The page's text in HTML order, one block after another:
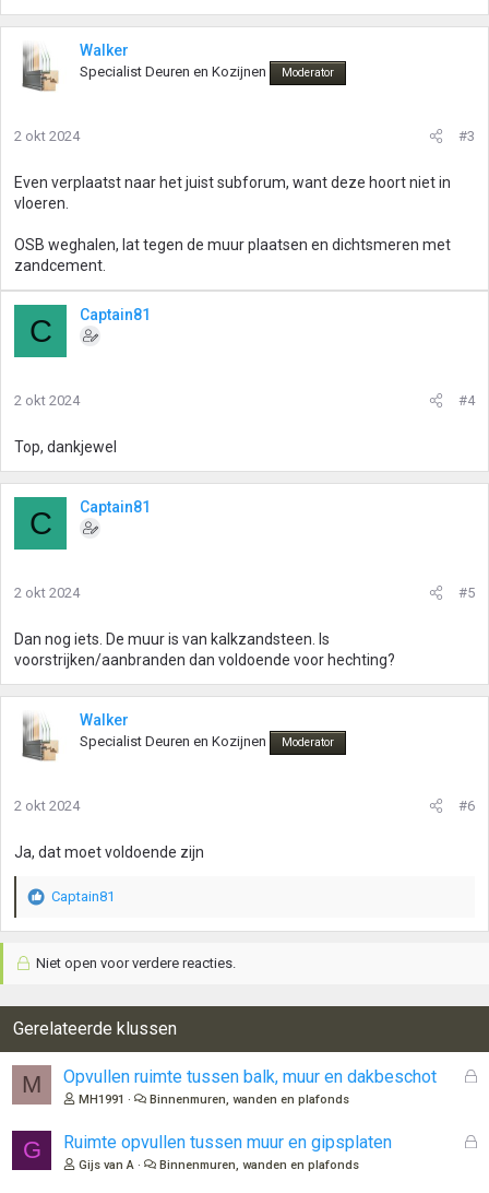
Walker
Specialist Deuren en Kozijnen Moderator
2 okt 2024 #3
Even verplaatst naar het juist subforum, want deze hoort niet in
vloeren.
OSB weghalen, lat tegen de muur plaatsen en dichtsmeren met
zandcement.
C Captain81
2 okt 2024 #4
Top, dankjewel
C Captain81
2 okt 2024 #5
Dan nog iets. De muur is van kalkzandsteen. Is
voorstrijken/aanbranden dan voldoende voor hechting?
Walker
Specialist Deuren en Kozijnen Moderator
2 okt 2024 #6
Ja, dat moet voldoende zijn
W
r
e
r
n
g
e
:
Captain81
Niet open voor verdere reacties.
Gerelateerde klussen
M
G
Opvullen ruimte tussen balk, muur en dakbeschot
MH1991 Binnenmuren, wanden en plafonds
G
G
Ruimte opvullen tussen muur en gipsplaten
Gijs van A Binnenmuren, wanden en plafonds